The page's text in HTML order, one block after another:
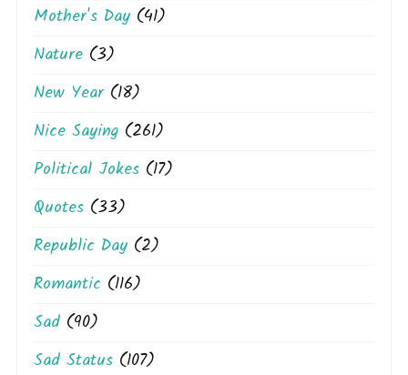
Mother's Day (41)
Nature (3)
New Year(18)
Nice Saying (261)
Political Jokes (17)
Quotes (33)
Republic Day (2)
Romantic (116)
Sad (90)
Sad Status (107)